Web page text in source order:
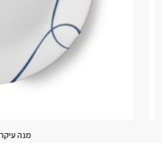
מנה עיקרית 26 ס”מ, Lia